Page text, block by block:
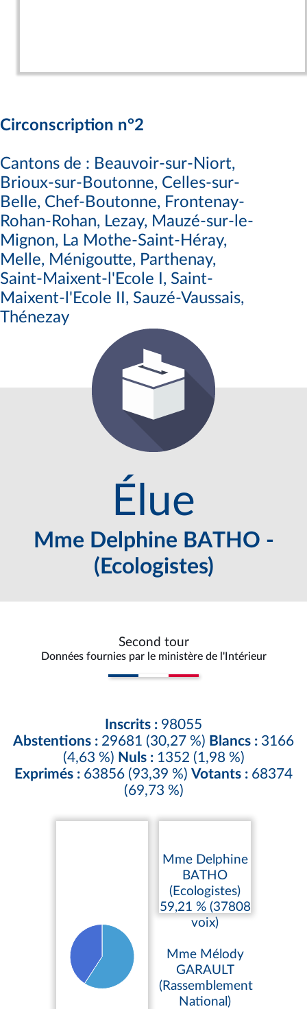
Circonscription n°2
Cantons de : Beauvoir-sur-Niort,
Brioux-sur-Boutonne, Celles-sur-
Belle, Chef-Boutonne, Frontenay-
Rohan-Rohan, Lezay, Mauzé-sur-le-
Mignon, La Mothe-Saint-Héray,
Melle, Ménigoutte, Parthenay,
Saint-Maixent-l'Ecole I, Saint-
Maixent-l'Ecole II, Sauzé-Vaussais,
Thénezay
Élue
Mme Delphine BATHO -
(Ecologistes)
Second tour
Données fournies par le ministère de l'Intérieur
Inscrits : 98055
Abstentions : 29681 (30,27 %) Blancs : 3166
(4,63 %) Nuls :1352 (1,98 %)
Exprimés : 63856 (93,39 %) Votants : 68374
(69,73 %)
Mme Delphine
BATHO
(Ecologistes)
59,21 % (37808
voix)
Mme Mélody
GARAULT
(Rassemblement
National)